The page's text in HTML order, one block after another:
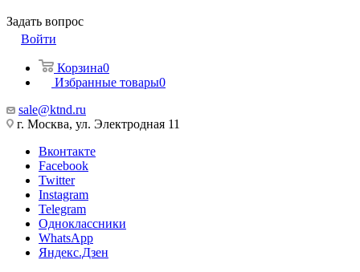
Задать вопрос
Войти
Корзина0
Избранные товары0
sale@ktnd.ru
г. Москва, ул. Электродная 11
Вконтакте
Facebook
Twitter
Instagram
Telegram
Одноклассники
WhatsApp
Яндекс.Дзен